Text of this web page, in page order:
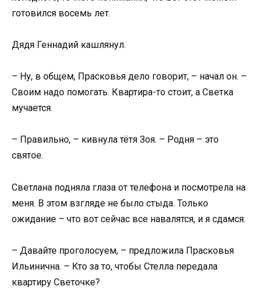
готовился восемь лет.
Дядя Геннадий кашлянул.
– Ну, в общем, Прасковья дело говорит, – начал он. –
Своим надо помогать. Квартира-то стоит, а Светка
мучается.
– Правильно, – кивнула тётя Зоя. – Родня – это
святое.
Светлана подняла глаза от телефона и посмотрела на
меня. В этом взгляде не было стыда. Только
ожидание – что вот сейчас все навалятся, и я сдамся.
– Давайте проголосуем, – предложила Прасковья
Ильинична. – Кто за то, чтобы Стелла передала
квартиру Светочке?